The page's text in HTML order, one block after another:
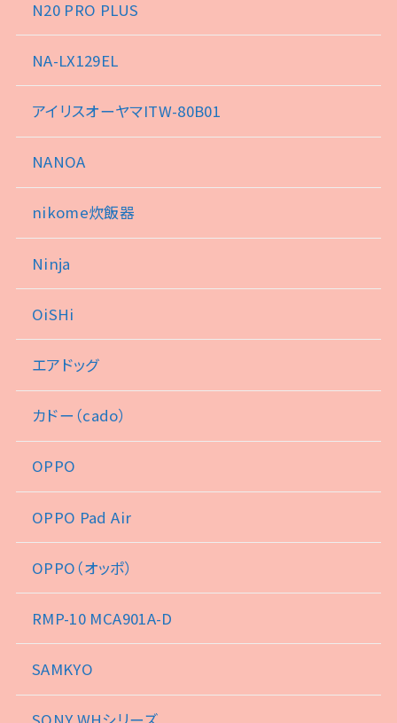
N20 PRO PLUS
NA-LX129EL
アイリスオーヤマITW-80B01
NANOA
nikome炊飯器
Ninja
OiSHi
エアドッグ
カドー（cado）
OPPO
OPPO Pad Air
OPPO（オッポ）
RMP-10 MCA901A-D
SAMKYO